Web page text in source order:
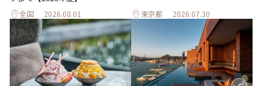
全国 2026.08.01 東京都 2026.07.30